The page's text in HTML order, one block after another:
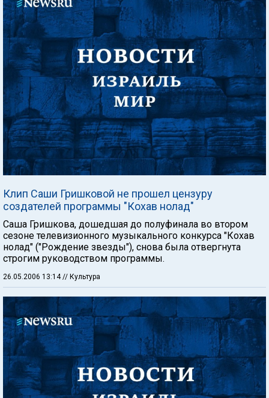
Клип Саши Гришковой не прошел цензуру
создателей программы "Кохав нолад"
Саша Гришкова, дошедшая до полуфинала во втором
сезоне телевизионного музыкального конкурса "Кохав
нолад" ("Рождение звезды"), снова была отвергнута
строгим руководством программы.
26.05.2006 13:14// Культура